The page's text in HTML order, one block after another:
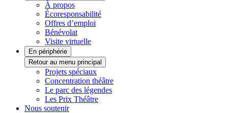
À propos
Écoresponsabilité
Offres d’emploi
Bénévolat
Visite virtuelle
En périphérie
Retour au menu principal
Projets spéciaux
Concentration théâtre
Le parc des légendes
Les Prix Théâtre
Nous soutenir